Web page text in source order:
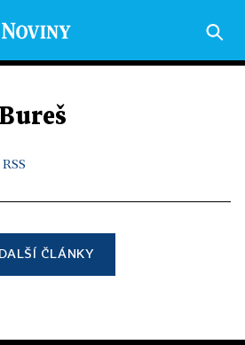
RSS
DALŠÍ ČLÁNKY